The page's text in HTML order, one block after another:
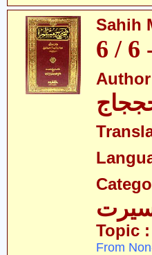
Sahih
Topic :
From